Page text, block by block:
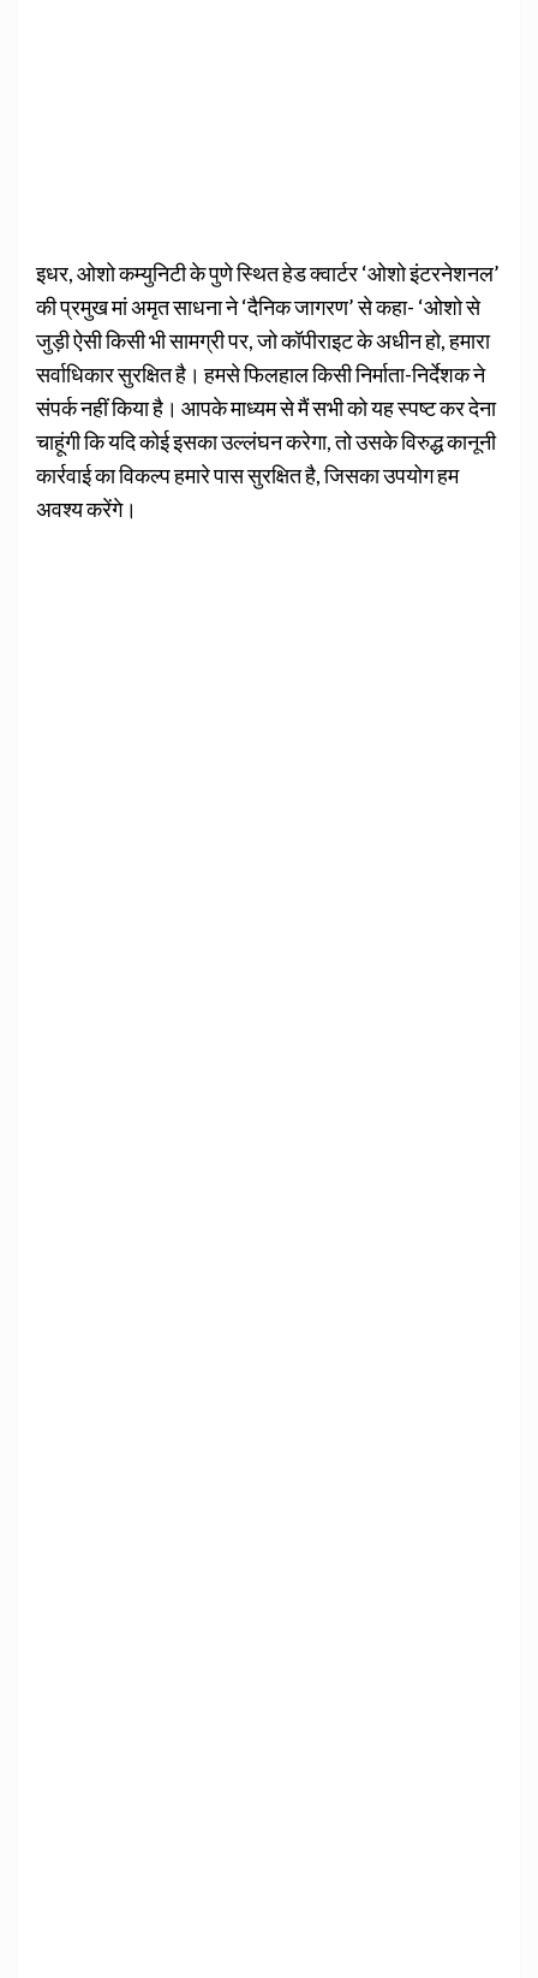
इधर, ओशो कम्युनिटी के पुणे स्थित हेड क्वार्टर ‘ओशो इंटरनेशनल’
की प्रमुख मां अमृत साधना ने ‘दैनिक जागरण’ से कहा- ‘ओशो से
जुड़ी ऐसी किसी भी सामग्री पर, जो कॉपीराइट के अधीन हो, हमारा
सर्वाधिकार सुरक्षित है। हमसे फिलहाल किसी निर्माता-निर्देशक ने
संपर्क नहीं किया है। आपके माध्यम से मैं सभी को यह स्पष्ट कर देना
चाहूंगी कि यदि कोई इसका उल्लंघन करेगा, तो उसके विरुद्ध कानूनी
कार्रवाई का विकल्प हमारे पास सुरक्षित है, जिसका उपयोग हम
अवश्य करेंगे।